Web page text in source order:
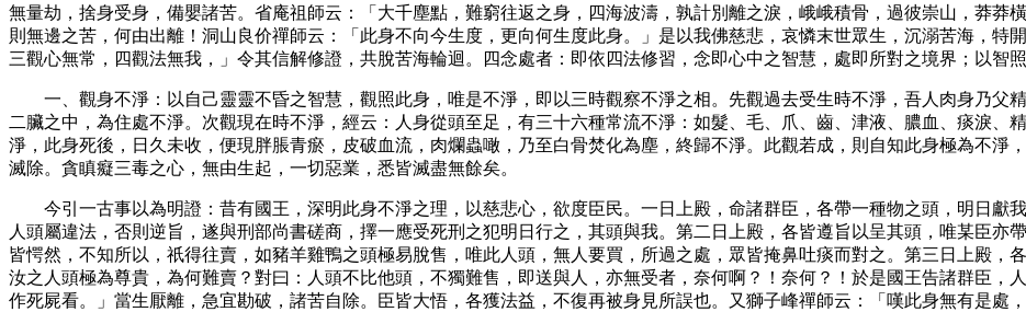
無量劫，捨身受身，備嬰諸苦。省庵祖師云：「大千塵點，難窮往返之身，四海波濤，孰計別離之淚，峨峨積骨，過彼崇山，莽莽
則無邊之苦，何由出離！洞山良价禪師云：「此身不向今生度，更向何生度此身。」是以我佛慈悲，哀憐末世眾生，沉溺苦海，特
三觀心無常，四觀法無我，」令其信解修證，共脫苦海輪迴。四念處者：即依四法修習，念即心中之智慧，處即所對之境界；以智
一、觀身不淨：以自己靈靈不昏之智慧，觀照此身，唯是不淨，即以三時觀察不淨之相。先觀過去受生時不淨，吾人肉身乃父
二臟之中，為住處不淨。次觀現在時不淨，經云：人身從頭至足，有三十六種常流不淨：如髮、毛、爪、齒、津液、膿血、痰淚、
淨，此身死後，日久未收，便現胖脹青瘀，皮破血流，肉爛蟲噉，乃至白骨焚化為塵，終歸不淨。此觀若成，則自知此身極為不淨
滅除。貪瞋癡三毒之心，無由生起，一切惡業，悉皆滅盡無餘矣。
今引一古事以為明證：昔有國王，深明此身不淨之理，以慈悲心，欲度臣民。一日上殿，命諸群臣，各帶一種物之頭，明日獻
人頭屬違法，否則逆旨，遂與刑部尚書磋商，擇一應受死刑之犯明日行之，其頭與我。第二日上殿，各皆遵旨以呈其頭，唯某臣亦
皆愕然，不知所以，祇得往賣，如豬羊雞鴨之頭極易脫售，唯此人頭，無人要買，所過之處，眾皆掩鼻吐痰而對之。第三日上殿，
汝之人頭極為尊貴，為何難賣？對曰：人頭不比他頭，不獨難售，即送與人，亦無受者，奈何啊？！奈何？！於是國王告諸群臣，
作死屍看。」當生厭離，急宜勘破，諸苦自除。臣皆大悟，各獲法益，不復再被身見所誤也。又獅子峰禪師云：「嘆此身無有是處